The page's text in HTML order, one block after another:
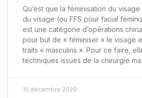
Qu’est que la féminisation du visage
du visage (ou FFS pour facial
est une catégorie d’opérations
pour but de « féminiser » le visage
traits « masculins ». Pour ce faire,
techniques issues de la chirurgie
15 décembre 2020